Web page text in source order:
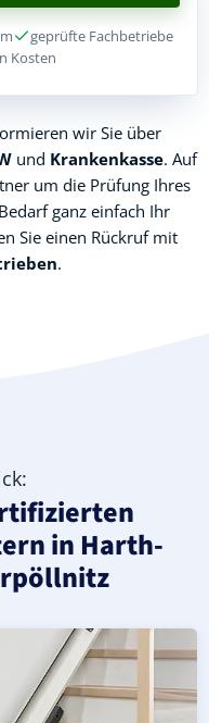
geprüfte Fachbetriebe
Kosten
wir Sie über
und Krankenkasse. Auf
um die Prüfung Ihres
ganz einfach Ihr
Sie einen Rückruf mit
.
in Harth-
Harth-Pöllnitz
für gerade
in Harth-